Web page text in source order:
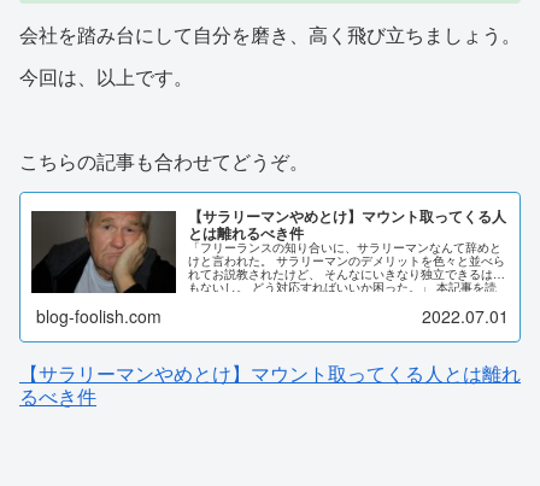
会社を踏み台にして自分を磨き、高く飛び立ちましょう。
今回は、以上です。
こちらの記事も合わせてどうぞ。
【サラリーマンやめとけ】マウント取ってくる人
とは離れるべき件
「フリーランスの知り合いに、サラリーマンなんて辞めと
けと言われた。 サラリーマンのデメリットを色々と並べら
れてお説教されたけど、 そんなにいきなり独立できるはず
もないし。 どう対応すればいいか困った。」 本記事を読
対処法が理解でき、 明日からの快適なビジネスライフのヒ
blog-foolish.com 2022.07.01
【サラリーマンやめとけ】マウント取ってくる人とは離れ
るべき件